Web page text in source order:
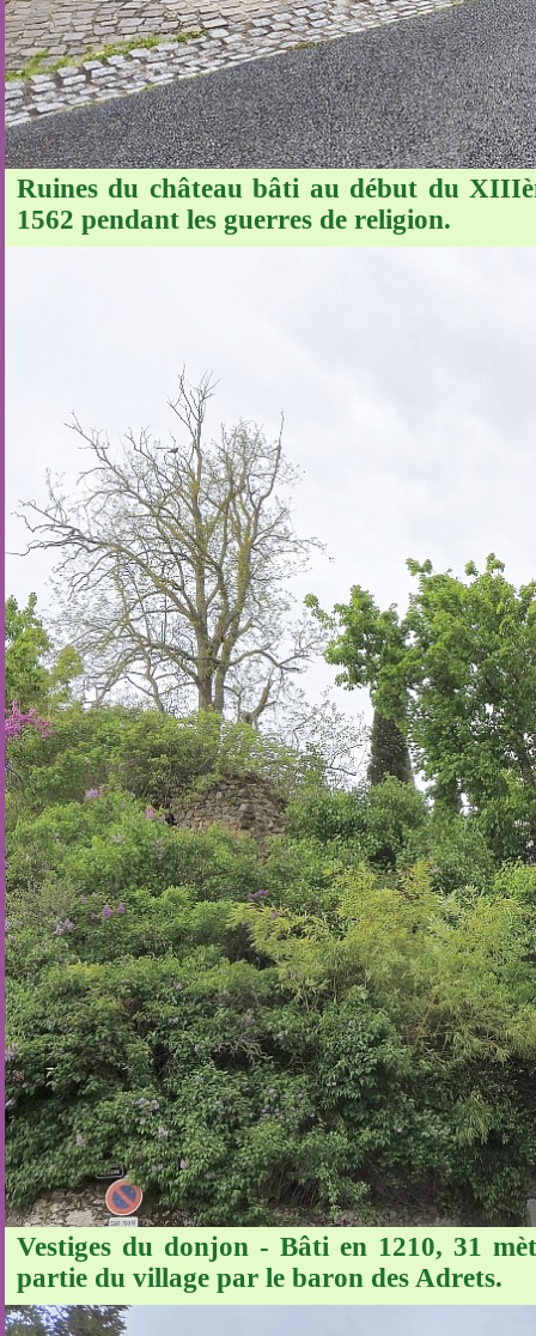
Ruines du château bâti au début du
1562 pendant les guerres de religion.
Vestiges du donjon - Bâti en 1210, 31
partie du village par le baron des Adrets.